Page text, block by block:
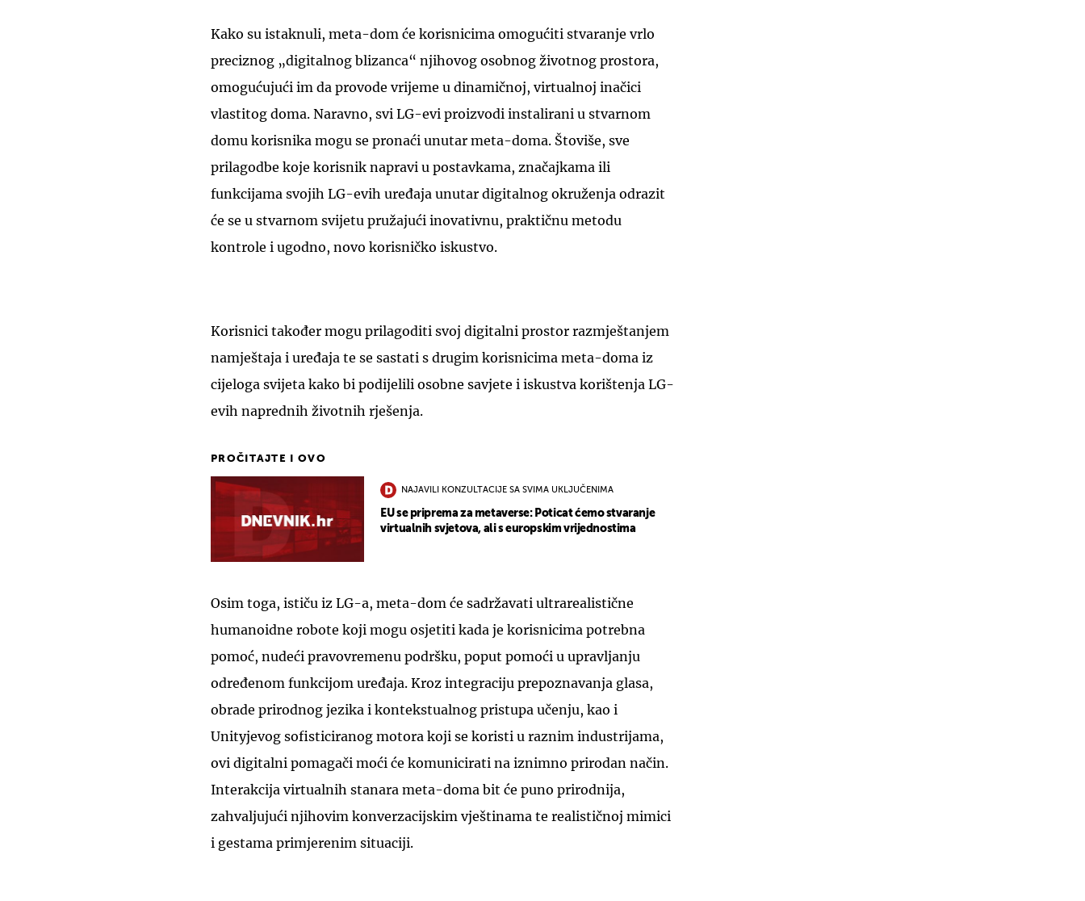
Kako su istaknuli, meta-dom će korisnicima omogućiti stvaranje vrlo
preciznog „digitalnog blizanca“ njihovog osobnog životnog prostora,
omogućujući im da provode vrijeme u dinamičnoj, virtualnoj inačici
vlastitog doma. Naravno, svi LG-evi proizvodi instalirani u stvarnom
domu korisnika mogu se pronaći unutar meta-doma. Štoviše, sve
prilagodbe koje korisnik napravi u postavkama, značajkama ili
funkcijama svojih LG-evih uređaja unutar digitalnog okruženja odrazit
će se u stvarnom svijetu pružajući inovativnu, praktičnu metodu
kontrole i ugodno, novo korisničko iskustvo.
Korisnici također mogu prilagoditi svoj digitalni prostor razmještanjem
namještaja i uređaja te se sastati s drugim korisnicima meta-doma iz
cijeloga svijeta kako bi podijelili osobne savjete i iskustva korištenja LG-
evih naprednih životnih rješenja.
PROČITAJTE I OVO
NAJAVILI KONZULTACIJE SA SVIMA UKLJUČENIMA
EU se priprema za metaverse: Poticat ćemo stvaranje
virtualnih svjetova, ali s europskim vrijednostima
Osim toga, ističu iz LG-a, meta-dom će sadržavati ultrarealistične
humanoidne robote koji mogu osjetiti kada je korisnicima potrebna
pomoć, nudeći pravovremenu podršku, poput pomoći u upravljanju
određenom funkcijom uređaja. Kroz integraciju prepoznavanja glasa,
obrade prirodnog jezika i kontekstualnog pristupa učenju, kao i
Unityjevog sofisticiranog motora koji se koristi u raznim industrijama,
ovi digitalni pomagači moći će komunicirati na iznimno prirodan način.
Interakcija virtualnih stanara meta-doma bit će puno prirodnija,
zahvaljujući njihovim konverzacijskim vještinama te realističnoj mimici
i gestama primjerenim situaciji.